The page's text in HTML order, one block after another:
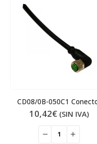
CD08/0B-050C1
10,42€ (SIN IVA)